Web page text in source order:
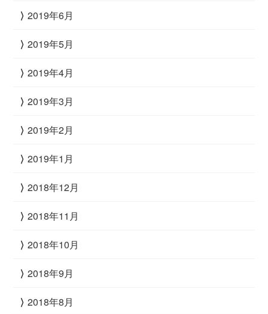
2019年6月
2019年5月
2019年4月
2019年3月
2019年2月
2019年1月
2018年12月
2018年11月
2018年10月
2018年9月
2018年8月